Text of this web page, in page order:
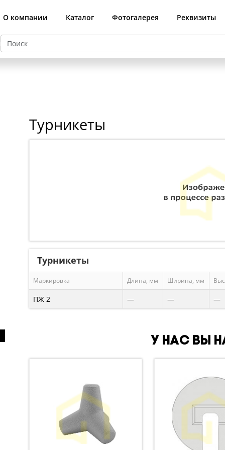
О компании Каталог Фотогалерея Реквизиты
Турникеты
Турникеты
Маркировка Длина, мм Ширина, мм
ПЖ 2 — — —
У нас вы